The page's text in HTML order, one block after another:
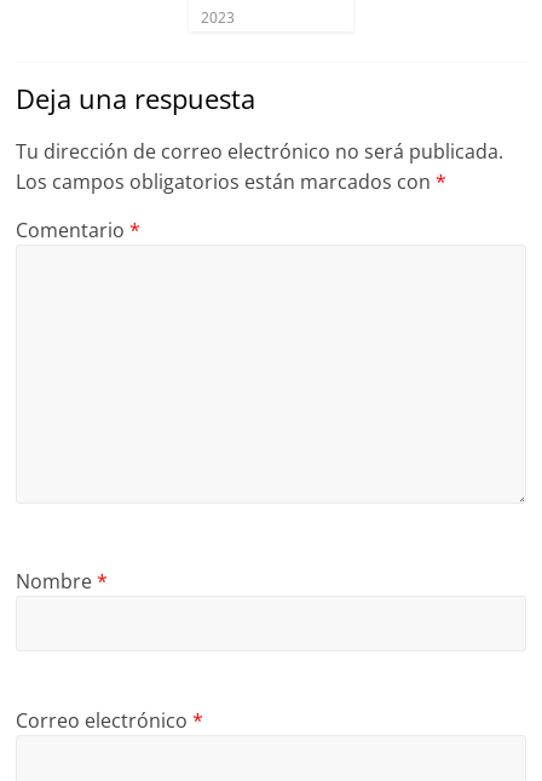
2023
Deja una respuesta
Tu dirección de correo electrónico no será publicada.
Los campos obligatorios están marcados con*
Comentario*
Nombre*
Correo electrónico*